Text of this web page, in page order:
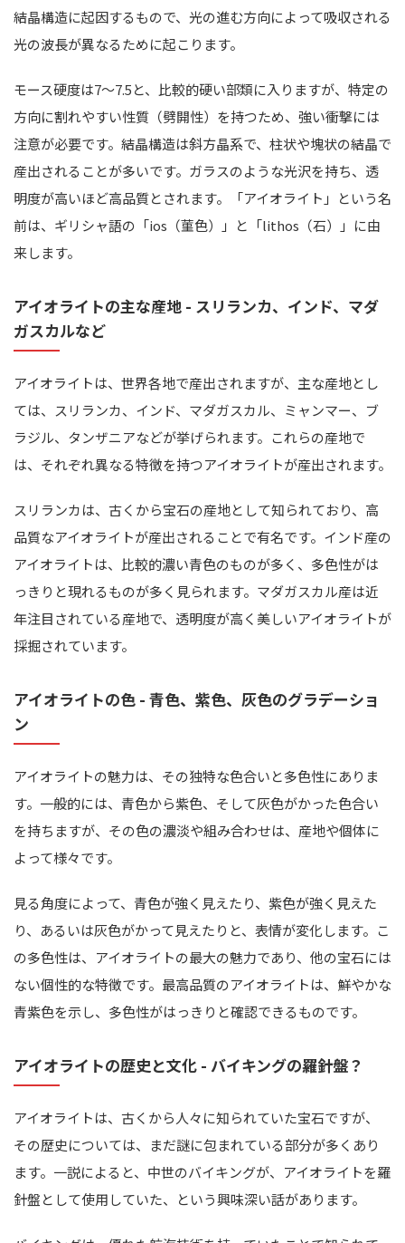
結晶構造に起因するもので、光の進む方向によって吸収される
光の波長が異なるために起こります。
モース硬度は7～7.5と、比較的硬い部類に入りますが、特定の
方向に割れやすい性質（劈開性）を持つため、強い衝撃には
注意が必要です。結晶構造は斜方晶系で、柱状や塊状の結晶で
産出されることが多いです。ガラスのような光沢を持ち、透
明度が高いほど高品質とされます。「アイオライト」という名
前は、ギリシャ語の「ios（菫色）」と「lithos（石）」に由
来します。
アイオライトの主な産地 - スリランカ、インド、マダ
ガスカルなど
アイオライトは、世界各地で産出されますが、主な産地とし
ては、スリランカ、インド、マダガスカル、ミャンマー、ブ
ラジル、タンザニアなどが挙げられます。これらの産地で
は、それぞれ異なる特徴を持つアイオライトが産出されます。
スリランカは、古くから宝石の産地として知られており、高
品質なアイオライトが産出されることで有名です。インド産の
アイオライトは、比較的濃い青色のものが多く、多色性がは
っきりと現れるものが多く見られます。マダガスカル産は近
年注目されている産地で、透明度が高く美しいアイオライトが
採掘されています。
アイオライトの色 - 青色、紫色、灰色のグラデーショ
ン
アイオライトの魅力は、その独特な色合いと多色性にありま
す。一般的には、青色から紫色、そして灰色がかった色合い
を持ちますが、その色の濃淡や組み合わせは、産地や個体に
よって様々です。
見る角度によって、青色が強く見えたり、紫色が強く見えた
り、あるいは灰色がかって見えたりと、表情が変化します。こ
の多色性は、アイオライトの最大の魅力であり、他の宝石には
ない個性的な特徴です。最高品質のアイオライトは、鮮やかな
青紫色を示し、多色性がはっきりと確認できるものです。
アイオライトの歴史と文化 - バイキングの羅針盤？
アイオライトは、古くから人々に知られていた宝石ですが、
その歴史については、まだ謎に包まれている部分が多くあり
ます。一説によると、中世のバイキングが、アイオライトを羅
針盤として使用していた、という興味深い話があります。